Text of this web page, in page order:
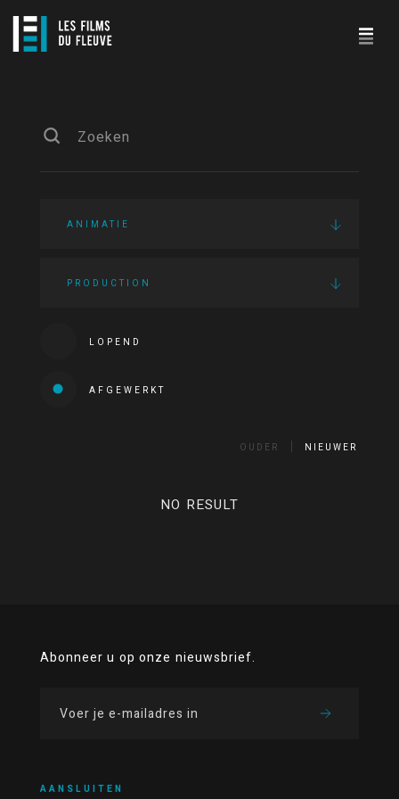
ANIMATIE
PRODUCTION
LOPEND
AFGEWERKT
OUDER NIEUWER
NO RESULT
Abonneer u op onze nieuwsbrief.
AANSLUITEN